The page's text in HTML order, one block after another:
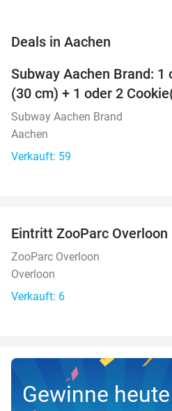
Deals in Aachen
Subway Aachen Brand: 1
(30 cm) + 1 oder 2
Subway Aachen Brand
Aachen
Verkauft: 59
TODAY
Eintritt ZooParc Overloon
ZooParc Overloon
Overloon
Verkauft: 6
Gewinne